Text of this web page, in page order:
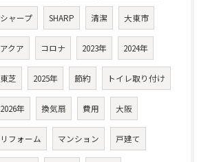
シャープ SHARP 清潔 大東市
アクア コロナ 2023年 2024年
東芝 2025年 節約 トイレ取り付け
2026年 換気扇 費用 大阪
リフォーム マンション 戸建て